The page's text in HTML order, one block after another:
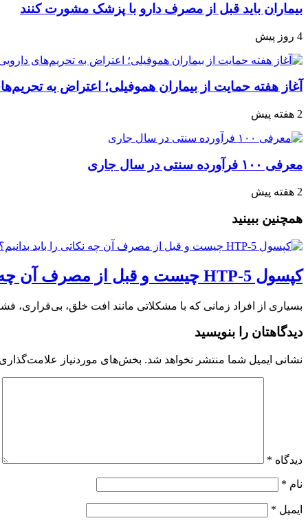
بیماران باید قبل از مصرف دارو با پزشک مشورت کنند
4 روز پیش
آغاز هفته حمایت از بیماران هموفیلی؛ اعتراض به
2 هفته پیش
معرفی ۱۰۰ فرآورده سنتی در سال جاری
2 هفته پیش
همچنین ببینید
کپسول 5-HTP چیست و قبل از مصرف آن چه نکاتی را باید بدانیم؟
بسیاری از افراد زمانی که با مشکلاتی مانند افت خلق، بی‌قراری،
دیدگاهتان را بنویسید
نشانی ایمیل شما منتشر نخواهد شد. بخش‌های موردنیاز
دیدگاه *
نام *
ایمیل *